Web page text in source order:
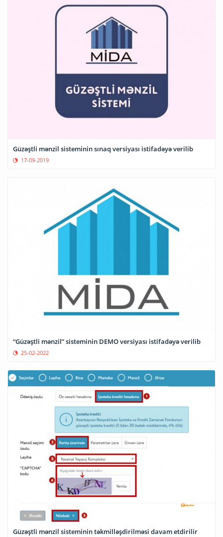
Güzəştli mənzil sisteminin sınaq versiyası istifadəyə verilib
17-09-2019
“Güzəştli mənzil” sisteminin DEMO versiyası istifadəyə verilib
25-02-2022
Güzəştli mənzil sisteminin təkmilləşdirilməsi davam etdirilir